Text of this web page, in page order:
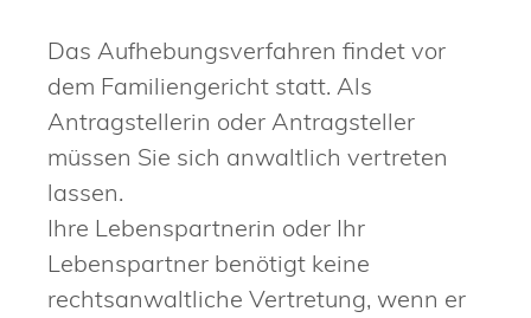
Das Aufhebungsverfahren findet vor
dem Familiengericht statt. Als
Antragstellerin oder Antragsteller
müssen Sie sich anwaltlich vertreten
lassen.
Ihre Lebenspartnerin oder Ihr
Lebenspartner benötigt keine
rechtsanwaltliche Vertretung, wenn er